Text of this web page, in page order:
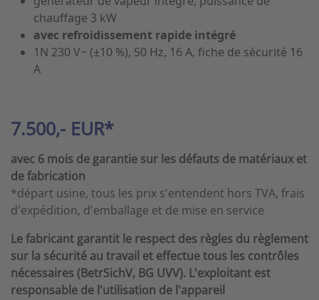
chauffage 3 kW
avec refroidissement rapide intégré
1N 230 V~ (±10 %), 50 Hz, 16 A, fiche de sécurité 16
A
7.500,- EUR*
avec 6 mois de garantie sur les défauts de matériaux et
de fabrication
*départ usine, tous les prix s'entendent hors TVA, frais
d'expédition, d'emballage et de mise en service
Le fabricant garantit le respect des règles du règlement
sur la sécurité au travail et effectue tous les contrôles
nécessaires (BetrSichV, BG UVV). L'exploitant est
responsable de l'utilisation de l'appareil